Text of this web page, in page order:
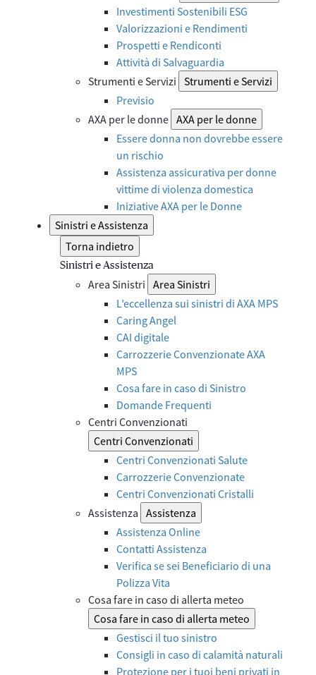
Investimenti Sostenibili ESG
Valorizzazioni e Rendimenti
Prospetti e Rendiconti
Attività di Salvaguardia
Strumenti e Servizi Strumenti e Servizi
Previsio
AXA per le donne AXA per le donne
Essere donna non dovrebbe essere
un rischio
Assistenza assicurativa per donne
vittime di violenza domestica
Iniziative AXA per le Donne
Sinistri e Assistenza
Torna indietro
Sinistri e Assistenza
Area Sinistri Area Sinistri
L’eccellenza sui sinistri di AXA MPS
Caring Angel
CAI digitale
Carrozzerie Convenzionate AXA
MPS
Cosa fare in caso di Sinistro
Domande Frequenti
Centri Convenzionati
Centri Convenzionati
Centri Convenzionati Salute
Carrozzerie Convenzionate
Centri Convenzionati Cristalli
Assistenza Assistenza
Assistenza Online
Contatti Assistenza
Verifica se sei Beneficiario di una
Polizza Vita
Cosa fare in caso di allerta meteo
Cosa fare in caso di allerta meteo
Gestisci il tuo sinistro
Consigli in caso di calamità naturali
Protezione per i tuoi beni privati in